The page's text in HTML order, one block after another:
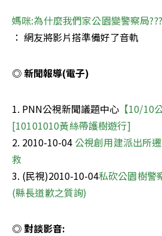
： 網友將影片搭準備好了音軌
◎ 新聞報導(電子)
1. PNN公視新聞議題中心 【10/10
[10101010黃絲帶護樹遊行]
2. 2010-10-04 公視創用建派出所
3. (民視)2010-10-04私砍公園樹警
(縣長道歉之質詢)
◎ 對談影音: